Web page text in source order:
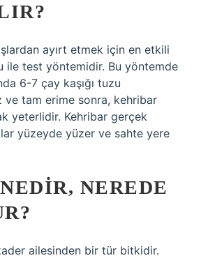
ayırt etmek için en etkili
ile test yöntemidir. Bu yöntemde
6-7 çay kaşığı tuzu
ve tam erime sonra, kehribar
yeterlidir. Kehribar gerçek
yüzeyde yüzer ve sahte yere
NEREDE
ailesinden bir tür bitkidir.